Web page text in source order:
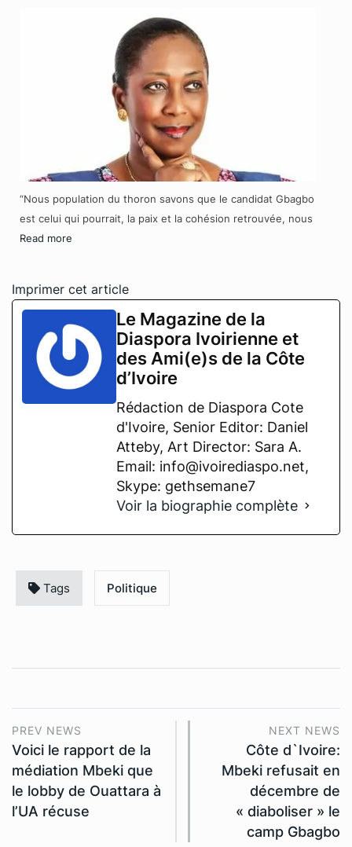
“Nous population du thoron savons que le candidat Gbagbo
est celui qui pourrait, la paix et la cohésion retrouvée, nous
Read more
Imprimer cet article
Le Magazine de la
Diaspora Ivoirienne et
des Ami(e)s de la Côte
d’Ivoire
Rédaction de Diaspora Cote
d'Ivoire, Senior Editor: Daniel
Atteby, Art Director: Sara A.
Email: info@ivoirediaspo.net,
Skype: gethsemane7
Voir la biographie complète
Tags Politique
PREV NEWS
Voici le rapport de la
médiation Mbeki que
le lobby de Ouattara à
l’UA récuse
NEXT NEWS
Côte d`Ivoire:
Mbeki refusait en
décembre de
« diaboliser » le
camp Gbagbo